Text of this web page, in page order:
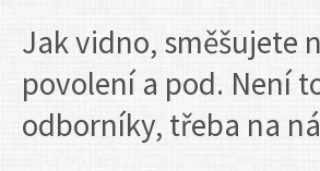
Jak vidno, směšujete
povolení a pod. Není
odborníky, třeba na